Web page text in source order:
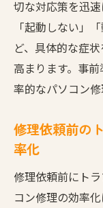
切な対応策を迅速
「起動しない」
ど、具体的な症
高まります。事
率的なパソコン修
修理依頼前の
率化
修理依頼前にト
コン修理の効率